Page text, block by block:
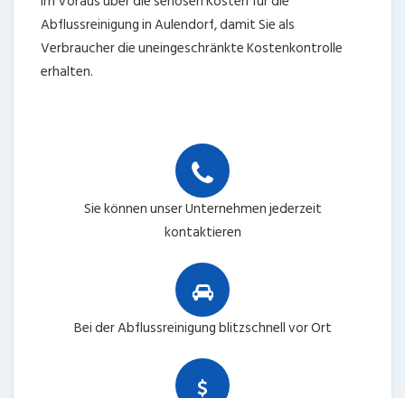
Abflussreinigung in Aulendorf, damit Sie als
Verbraucher die uneingeschränkte Kostenkontrolle
erhalten.
Sie können unser Unternehmen jederzeit
kontaktieren
Bei der Abflussreinigung blitzschnell vor Ort